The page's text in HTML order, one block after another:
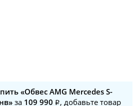
«Обвес AMG Mercedes S-
за 109 990
, добавьте товар